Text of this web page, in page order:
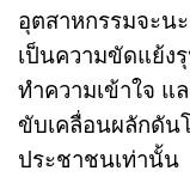
อุตสาหกรรมจะน
เป็นความขัดแย้ง
ทำความเข้าใจ แ
ขับเคลื่อนผลักดัน
ประชาชนเท่านั้น